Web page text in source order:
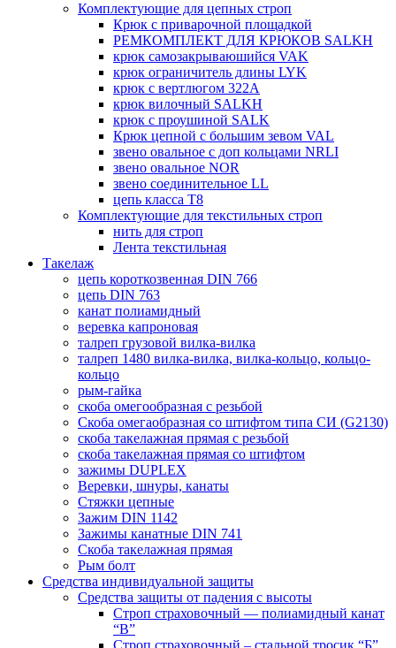
Комплектующие для цепных строп
Крюк с приварочной площадкой
РЕМКОМПЛЕКТ ДЛЯ КРЮКОВ SALKH
крюк самозакрываюшийся VAK
крюк ограничитель длины LYK
крюк с вертлюгом 322A
крюк вилочный SALKH
крюк с проушиной SALK
Крюк цепной с большим зевом VAL
звено овальное с доп кольцами NRLI
звено овальное NOR
звено соединительное LL
цепь класса Т8
Комплектующие для текстильных строп
нить для строп
Лента текстильная
Такелаж
цепь короткозвенная DIN 766
цепь DIN 763
канат полиамидный
веревка капроновая
талреп грузовой вилка-вилка
талреп 1480 вилка-вилка, вилка-кольцо, кольцо-
кольцо
рым-гайка
скоба омегообразная с резьбой
Скоба омегаобразная со штифтом типа СИ (G2130)
скоба такелажная прямая с резьбой
скоба такелажная прямая со штифтом
зажимы DUPLEX
Веревки, шнуры, канаты
Стяжки цепные
Зажим DIN 1142
Зажимы канатные DIN 741
Скоба такелажная прямая
Рым болт
Средства индивидуальной защиты
Средства защиты от падения с высоты
Строп страховочный — полиамидный канат
“В”
Строп страховочный – стальной тросик “Б”